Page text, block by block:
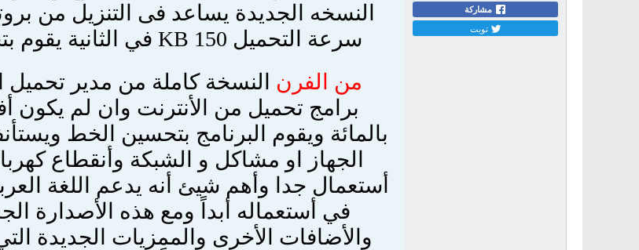
مشاركة
تويت
سرعة التحميل 150 KB في الثانية يقوم بتحميل الملفات من عدة سيرفرات .
من الفرن النسخة كاملة من مدير تحميل
بالمائة ويقوم البرنامج بتحسين الخط
الجهاز او مشاكل و الشبكة وأنقطاع
أستعمال جدا وأهم شيئ أنه يدعم اللغة
في أستعماله أبداً ومع هذه الأصدارة
والأضافات الأخرى والممزيات الجديدة